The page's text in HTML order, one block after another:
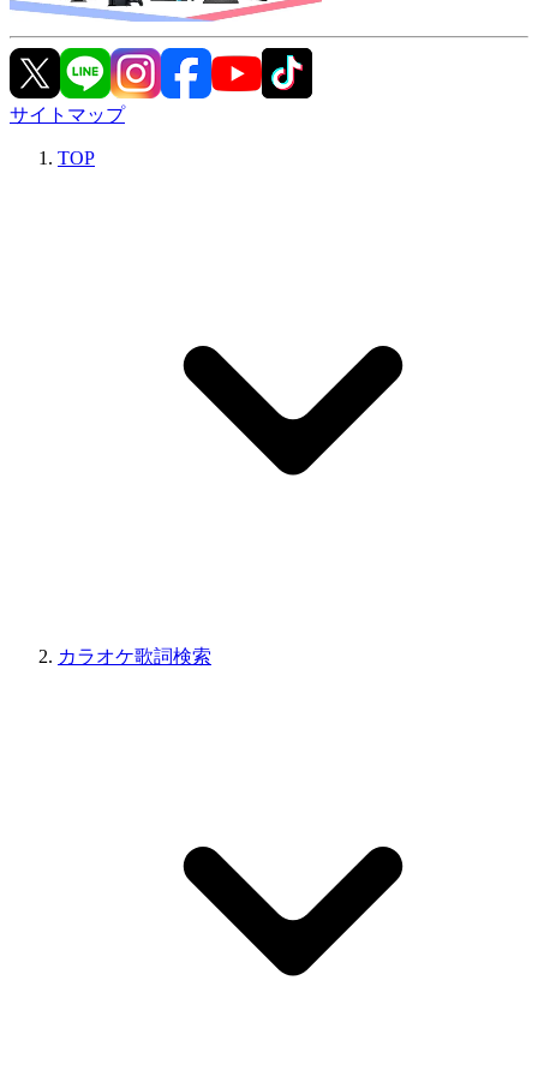
サイトマップ
TOP
カラオケ歌詞検索